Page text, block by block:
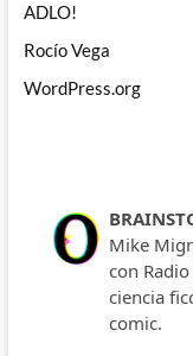
ADLO!
Rocío Vega
WordPress.org